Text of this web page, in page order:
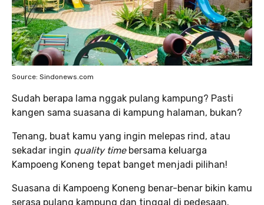
Source: Sindonews.com
Sudah berapa lama nggak pulang kampung? Pasti
kangen sama suasana di kampung halaman, bukan?
Tenang, buat kamu yang ingin melepas rind, atau
sekadar ingin quality timebersama keluarga
Kampoeng Koneng tepat banget menjadi pilihan!
Suasana di Kampoeng Koneng benar-benar bikin kamu
serasa pulang kampung dan tinggal di pedesaan.